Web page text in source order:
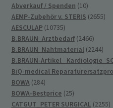
Abverkauf / Spenden 1010
Produkte
AEMP-Zubehör v. STERIS 26552655
AESCULAP 1073510735
Produkte
B.BRAUN_Arztbedarf 24662466
B.BRAUN_Nahtmaterial 22442244
B.BRAUN-Artikel_
BiQ-medical
BOWA 284284
Produkte
BOWA-Bestprice 2525
Produkte
CATGUT_PETER SURGICAL 2255